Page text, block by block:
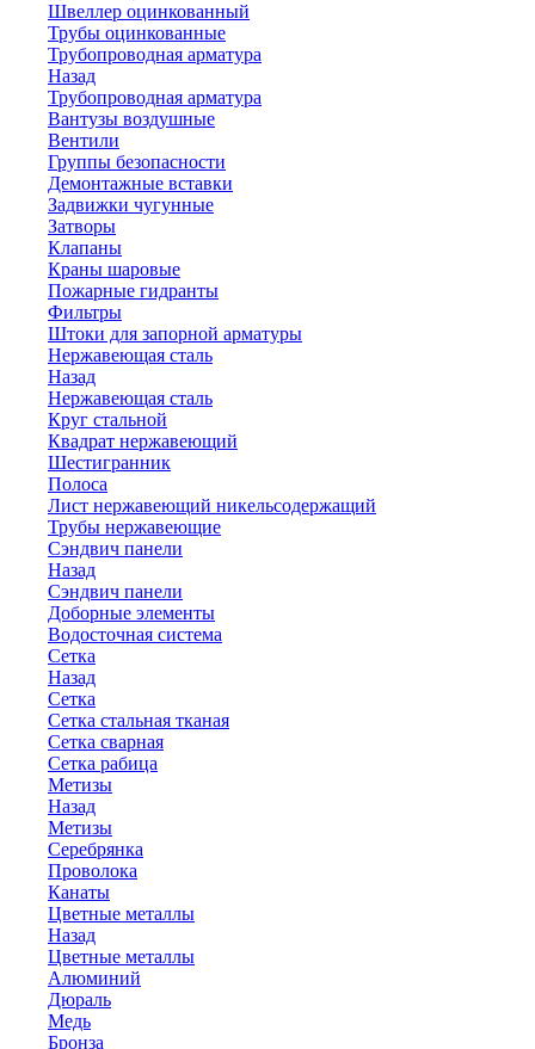
Швеллер оцинкованный
Трубы оцинкованные
Трубопроводная арматура
Назад
Трубопроводная арматура
Вантузы воздушные
Вентили
Группы безопасности
Демонтажные вставки
Задвижки чугунные
Затворы
Клапаны
Краны шаровые
Пожарные гидранты
Фильтры
Штоки для запорной арматуры
Нержавеющая сталь
Назад
Нержавеющая сталь
Круг стальной
Квадрат нержавеющий
Шестигранник
Полоса
Лист нержавеющий никельсодержащий
Трубы нержавеющие
Сэндвич панели
Назад
Сэндвич панели
Доборные элементы
Водосточная система
Сетка
Назад
Сетка
Сетка стальная тканая
Сетка сварная
Сетка рабица
Метизы
Назад
Метизы
Серебрянка
Проволока
Канаты
Цветные металлы
Назад
Цветные металлы
Алюминий
Дюраль
Медь
Бронза